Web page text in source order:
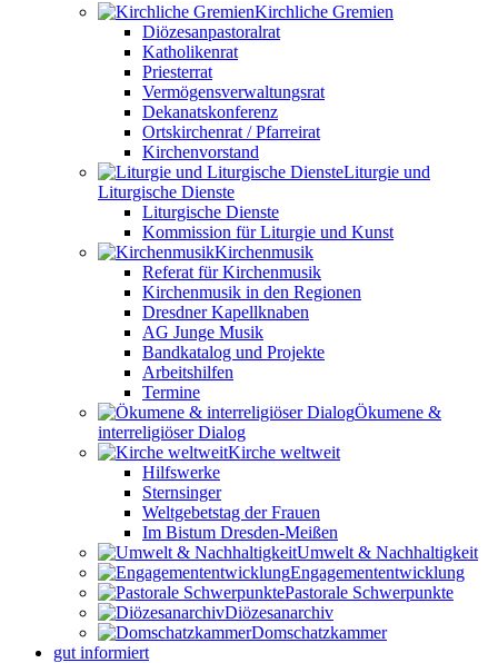
Kirchliche Gremien
Diözesanpastoralrat
Katholikenrat
Priesterrat
Vermögensverwaltungsrat
Dekanatskonferenz
Ortskirchenrat / Pfarreirat
Kirchenvorstand
Liturgie und
Liturgische Dienste
Liturgische Dienste
Kommission für Liturgie und Kunst
Kirchenmusik
Referat für Kirchenmusik
Kirchenmusik in den Regionen
Dresdner Kapellknaben
AG Junge Musik
Bandkatalog und Projekte
Arbeitshilfen
Termine
Ökumene &
interreligiöser Dialog
Kirche weltweit
Hilfswerke
Sternsinger
Weltgebetstag der Frauen
Im Bistum Dresden-Meißen
Umwelt & Nachhaltigkeit
Engagemententwicklung
Pastorale Schwerpunkte
Diözesanarchiv
Domschatzkammer
gut informiert